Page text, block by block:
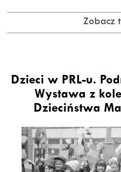
Zobacz
Dzieci w PRL-u.
Wystawa z
Dzieciństwa